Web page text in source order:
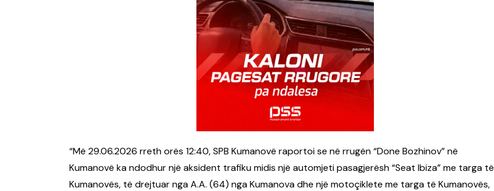
“Më 29.06.2026 rreth orës 12:40, SPB Kumanovë raportoi se në rrugën “Done Bozhinov” në
Kumanovë ka ndodhur një aksident trafiku midis një automjeti pasagjerësh “Seat Ibiza” me targa të
Kumanovës, të drejtuar nga A.A. (64) nga Kumanova dhe një motoçiklete me targa të Kumanovës,